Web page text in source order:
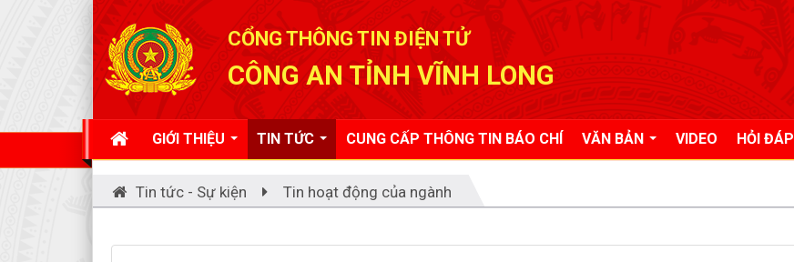
CỔNG THÔNG TIN ĐIỆN TỬ
CÔNG AN TỈNH VĨNH LONG
GIỚI THIỆU TIN TỨC CUNG CẤP THÔNG TIN BÁO CHÍ VĂN BẢN VIDEO HỎI ĐÁP
Tin tức - Sự kiện Tin hoạt động của ngành